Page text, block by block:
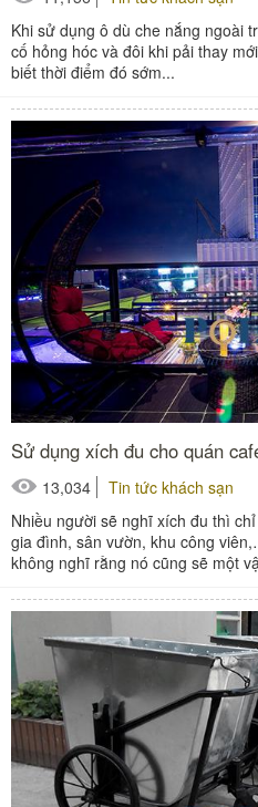
Khi sử dụng ô dù che nắng ngoài
cố hỏng hóc và đôi khi pải thay
biết thời điểm đó sớm...
Sử dụng xích đu cho quán
13,034
Tin tức khách sạn
Nhiều người sẽ nghĩ xích đu thì
gia đình, sân vườn, khu công
không nghĩ rằng nó cũng sẽ một